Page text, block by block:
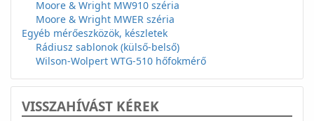
Moore & Wright MW910 széria
Moore & Wright MWER széria
Egyéb mérőeszközök, készletek
Rádiusz sablonok (külső-belső)
Wilson-Wolpert WTG-510 hőfokmérő
VISSZAHÍVÁST KÉREK